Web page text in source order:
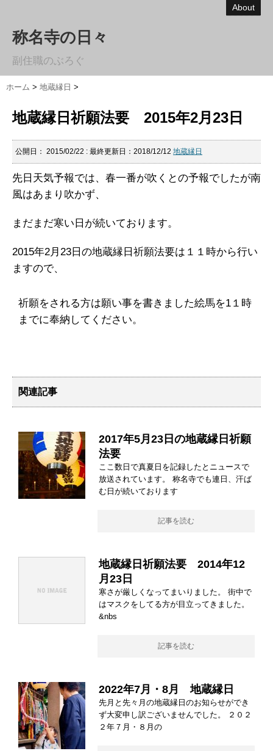
About
称名寺の日々
副住職のぶろぐ
ホーム > 地蔵縁日 >
地蔵縁日祈願法要 2015年2月23日
公開日： 2015/02/22 : 最終更新日：2018/12/12 地蔵縁日
先日天気予報では、春一番が吹くとの予報でしたが南
風はあまり吹かず、
まだまだ寒い日が続いております。
2015年2月23日の地蔵縁日祈願法要は１１時から行い
ますので、
祈願をされる方は願い事を書きました絵馬を1１時
までに奉納してください。
関連記事
2017年5月23日の地蔵縁日祈願
法要
ここ数日で真夏日を記録したとニュースで
放送されています。 称名寺でも連日、汗ば
む日が続いております
記事を読む
地蔵縁日祈願法要 2014年12
月23日
寒さが厳しくなってまいりました。 街中で
はマスクをしてる方が目立ってきました。
&nbs
記事を読む
2022年7月・8月 地蔵縁日
先月と先々月の地蔵縁日のお知らせができ
ず大変申し訳ございませんでした。 ２０２
２年７月・８月の